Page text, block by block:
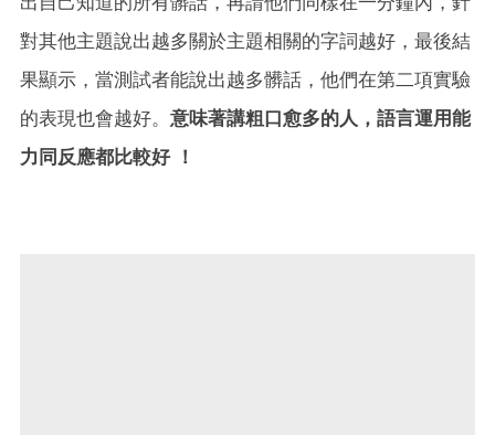
對其他主題說出越多關於主題相關的字詞越好，最後結
果顯示，當測試者能說出越多髒話，他們在第二項實驗
的表現也會越好。 意味著講粗口愈多的人，語言運用能
力同反應都比較好 ！